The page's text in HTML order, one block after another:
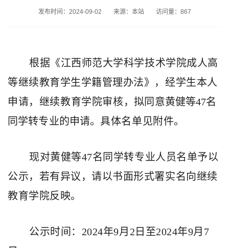
发布时间：2024-09-02 来源：本站 访问量： 867
根据《江西师范大学科学技术学院成人高
等继续教育学生学籍管理办法》 ，经学生本人
申请， 继续教育学院审核，拟同意黄健等47名
同学转专业的申请。 具体名单见附件。
现对黄健等47名同学转专业人员名单予以
公示，若有异议，请以书面形式署实名向继续
教育学院反映。
公示时间： 2024年9月2日至2024年9月7